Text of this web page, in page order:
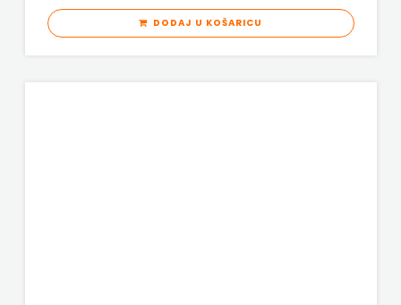
DODAJ U KOŠARICU